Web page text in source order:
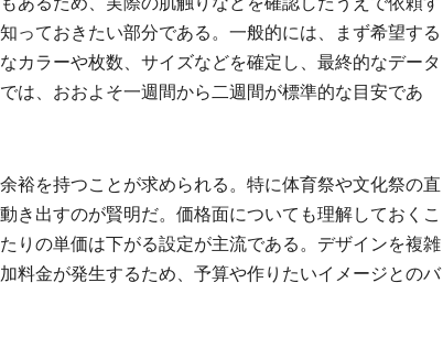
っておきたい部分である。一般的には、まず希望する
カラーや枚数、サイズなどを確定し、最終的なデータ
は、おおよそ一週間から二週間が標準的な目安であ
裕を持つことが求められる。特に体育祭や文化祭の直
き出すのが賢明だ。価格面についても理解しておくこ
りの単価は下がる設定が主流である。デザインを複雑
料金が発生するため、予算や作りたいイメージとのバ